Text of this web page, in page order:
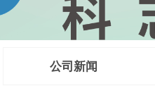
公司新闻